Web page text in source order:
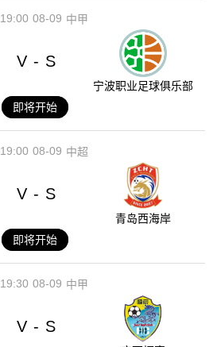
08-09
19:00 中甲
V - S
宁波职业足球俱乐部
即将开始
08-09
19:00 中超
V - S
青岛西海岸
即将开始
08-09
19:30 中甲
V - S